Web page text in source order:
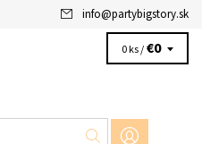
info@partybigstory.sk
0 ks /€0